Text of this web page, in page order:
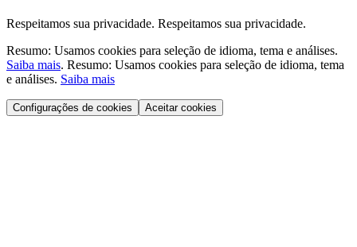
Respeitamos sua privacidade. Respeitamos sua privacidade.
Resumo: Usamos cookies para seleção de idioma, tema e análises.
Saiba mais. Resumo: Usamos cookies para seleção de idioma, tema
e análises. Saiba mais
Configurações de cookies Aceitar cookies